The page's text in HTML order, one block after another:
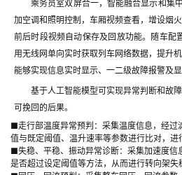
乘务员室双屏合一，智能融合显示和集
加空调和照明控制，车厢视频查看，增设烟
前后时段视频自动保存及回放功能。随车配
用无线网单向实时获取列车网络数据，提升
能够实现信息实时显示、一二级故障报警及
基于人工智能模型可实现异常判断和故
可挽回的后果。
■走行部温度异常预判：采集温度信息，经过
值与既定阈值、温升速率等参数进行比对，进
■失稳、平稳、振动异常诊断：采集加速度信
是否超过设定阈值等方法，从而进行转向架失